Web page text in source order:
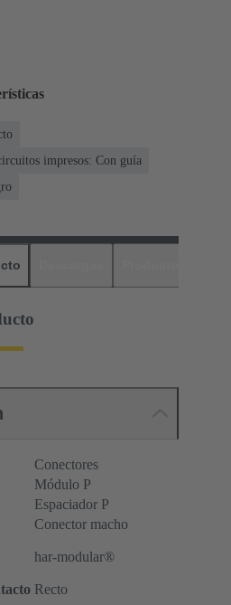
impresos: Con guía
Conectores
Módulo P
Espaciador P
Conector macho
har-modular®
Recto